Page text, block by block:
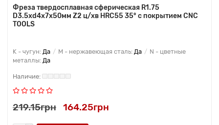
Фреза твердосплавная сферическая R1.75
D3.5xd4x7x50мм Z2 ц/хв HRC55 35° с покрытием CNC
TOOLS
K - чугун: Да M - нержавеющая сталь: Да
N - цветные
металлы: Да
219.15грн 164.25грн